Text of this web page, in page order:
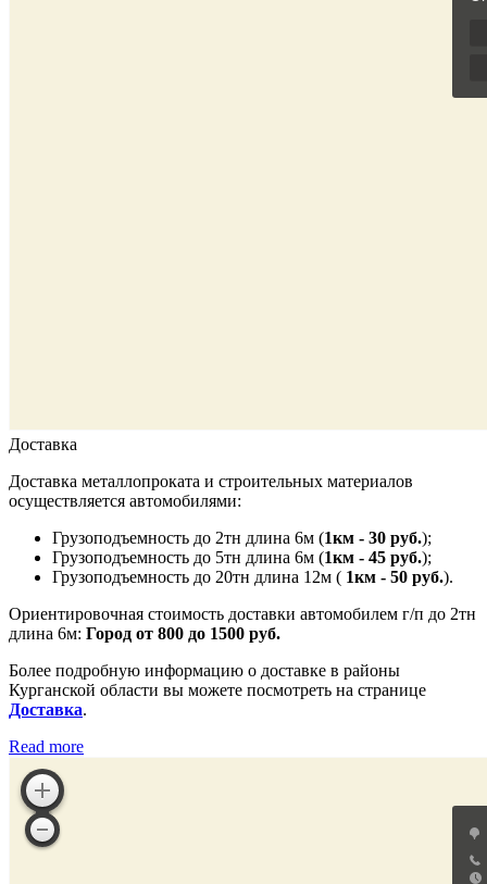
Доставка
Доставка металлопроката и строительных материалов
осуществляется автомобилями:
Грузоподъемность до 2тн длина 6м (1км - 30 руб.);
Грузоподъемность до 5тн длина 6м (1км - 45 руб.);
Грузоподъемность до 20тн длина 12м ( 1км - 50 руб.).
Ориентировочная стоимость доставки автомобилем г/п до 2тн
длина 6м: Город от 800 до 1500 руб.
Более подробную информацию о доставке в районы
Курганской области вы можете посмотреть на странице
Доставка.
Read more